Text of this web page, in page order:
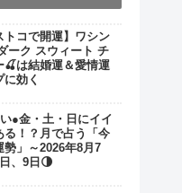
トコで開運】ワシン
ーク スウィート チ
🍒は結婚運＆愛情運
に効く
●金・土・日にイイ
る！？月で占う「今
勢」～2026年8月7
、9日🌗